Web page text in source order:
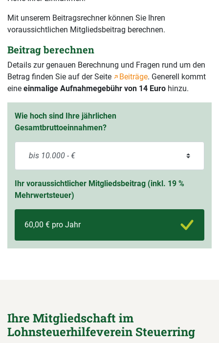
Mit unserem Beitragsrechner können Sie Ihren
voraussichtlichen Mitgliedsbeitrag berechnen.
Beitrag berechnen
Details zur genauen Berechnung und Fragen rund um den
Betrag finden Sie auf der Seite
Beiträge. Generell kommt
eine einmalige Aufnahmegebühr von 14 Euro hinzu.
Wie hoch sind Ihre jährlichen
Gesamtbruttoeinnahmen?
Ihr voraussichtlicher Mitgliedsbeitrag (inkl. 19 %
Mehrwertsteuer)
60,00 € pro Jahr
Ihre Mitgliedschaft im
Lohnsteuerhilfeverein Steuerring